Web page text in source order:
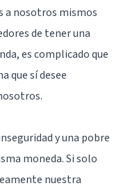
a nosotros mismos
de tener una
es complicado que
que sí desee
y una pobre
moneda. Si solo
nuestra